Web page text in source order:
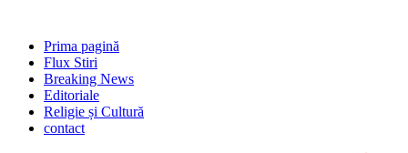
Prima pagină
Flux Stiri
Breaking News
Editoriale
Religie și Cultură
contact